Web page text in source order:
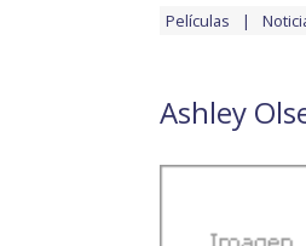
Películas
Ashley